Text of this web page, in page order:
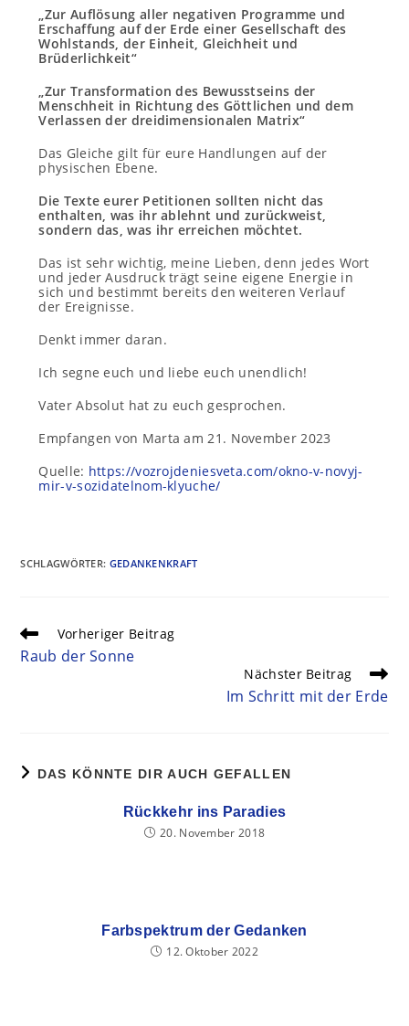
„Zur Auflösung aller negativen Programme und
Erschaffung auf der Erde einer Gesellschaft des
Wohlstands, der Einheit, Gleichheit und
Brüderlichkeit“
„Zur Transformation des Bewusstseins der
Menschheit in Richtung des Göttlichen und dem
Verlassen der dreidimensionalen Matrix“
Das Gleiche gilt für eure Handlungen auf der
physischen Ebene.
Die Texte eurer Petitionen sollten nicht das
enthalten, was ihr ablehnt und zurückweist,
sondern das, was ihr erreichen möchtet.
Das ist sehr wichtig, meine Lieben, denn jedes Wort
und jeder Ausdruck trägt seine eigene Energie in
sich und bestimmt bereits den weiteren Verlauf
der Ereignisse.
Denkt immer daran.
Ich segne euch und liebe euch unendlich!
Vater Absolut hat zu euch gesprochen.
Empfangen von Marta am 21. November 2023
Quelle: https://vozrojdeniesveta.com/okno-v-novyj-
mir-v-sozidatelnom-klyuche/
SCHLAGWÖRTER: GEDANKENKRAFT
Vorheriger Beitrag
Raub der Sonne
Nächster Beitrag
Im Schritt mit der Erde
DAS KÖNNTE DIR AUCH GEFALLEN
Rückkehr ins Paradies
20. November 2018
Farbspektrum der Gedanken
12. Oktober 2022